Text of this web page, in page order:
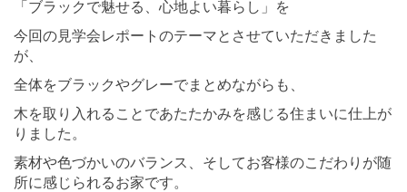
「ブラックで魅せる、心地よい暮らし」を
今回の見学会レポートのテーマとさせていただきました
が、
全体をブラックやグレーでまとめながらも、
木を取り入れることであたたかみを感じる住まいに仕上が
りました。
素材や色づかいのバランス、そしてお客様のこだわりが随
所に感じられるお家です。